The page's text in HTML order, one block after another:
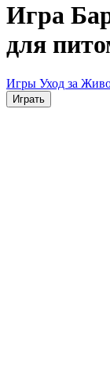
Игра
для
Игры Уход за
Играть